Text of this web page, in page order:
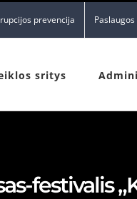
prevencija Paslaugos
sritys
festivalis